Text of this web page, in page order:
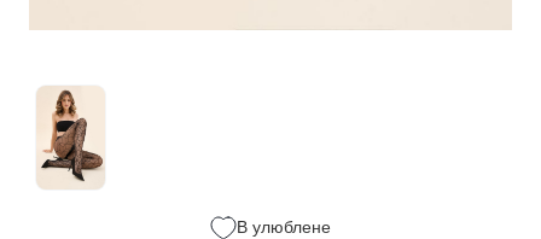
В улюблене